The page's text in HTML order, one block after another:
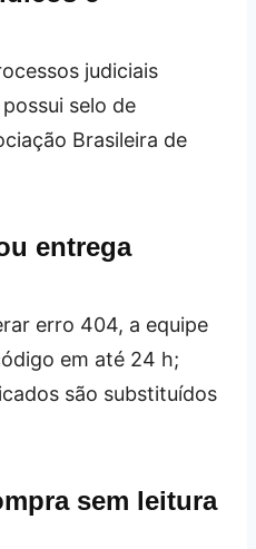
judiciais
selo de
Brasileira de
entrega
erro 404, a equipe
em até 24 h;
são substituídos
sem leitura